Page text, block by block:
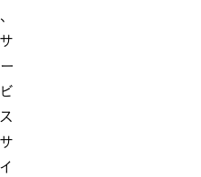
、
サ
ー
ビ
ス
サ
イ